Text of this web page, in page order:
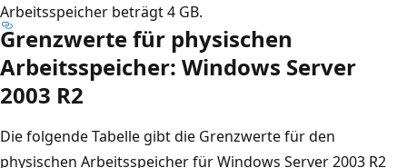
Arbeitsspeicher beträgt 4 GB.
Grenzwerte für physischen
Arbeitsspeicher: Windows Server
2003 R2
Die folgende Tabelle gibt die Grenzwerte für den
physischen Arbeitsspeicher für Windows Server 2003 R2